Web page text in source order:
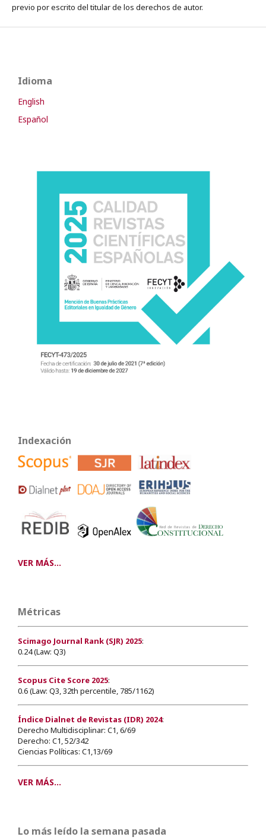
previo por escrito del titular de los derechos de autor.
Idioma
English
Español
Indexación
VER MÁS...
Métricas
Scimago Journal Rank (SJR) 2025:
0.24 (Law: Q3)
Scopus Cite Score 2025:
0.6 (Law: Q3, 32th percentile, 785/1162)
Índice Dialnet de Revistas (IDR) 2024:
Derecho Multidisciplinar: C1, 6/69
Derecho: C1, 52/342
Ciencias Políticas: C1,13/69
VER MÁS...
Lo más leído la semana pasada